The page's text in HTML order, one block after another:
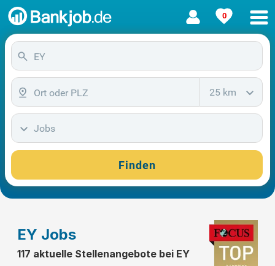
0
25 km
Jobs
Finden
EY Jobs
117 aktuelle Stellenangebote bei EY